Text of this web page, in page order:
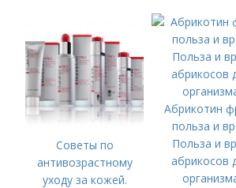
Советы по
антивозрастному
уходу за кожей.
Абрикотин
польза и
Польза и
абрикосов